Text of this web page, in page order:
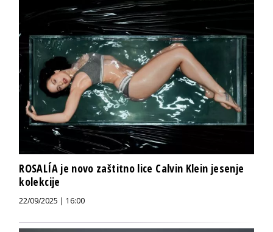
ROSALÍA je novo zaštitno lice Calvin Klein jesenje
kolekcije
22/09/2025 | 16:00